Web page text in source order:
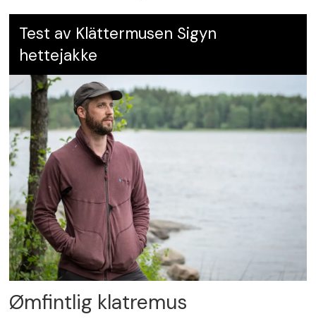
Test av Klättermusen Sigyn
hettejakke
Ømfintlig klatremus